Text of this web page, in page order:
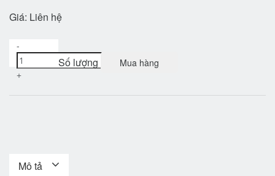
Giá: Liên hệ
Số lượng
-
+
Mua hàng
Mô tả